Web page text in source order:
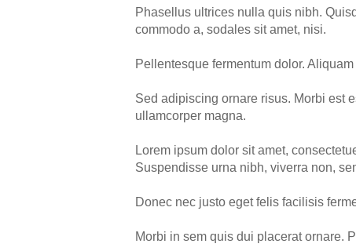
Phasellus ultrices nulla quis nibh.
commodo a, sodales sit amet, nisi.
Pellentesque fermentum dolor.
Sed adipiscing ornare risus. Morbi est
ullamcorper magna.
Lorem ipsum dolor sit amet,
Suspendisse urna nibh, viverra non,
Donec nec justo eget felis facilisis
Morbi in sem quis dui placerat ornare.